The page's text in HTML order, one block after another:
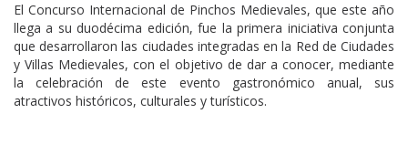
El Concurso Internacional de Pinchos Medievales, que este año
llega a su duodécima edición, fue la primera iniciativa conjunta
que desarrollaron las ciudades integradas en la Red de Ciudades
y Villas Medievales, con el objetivo de dar a conocer, mediante
la celebración de este evento gastronómico anual, sus
atractivos históricos, culturales y turísticos.